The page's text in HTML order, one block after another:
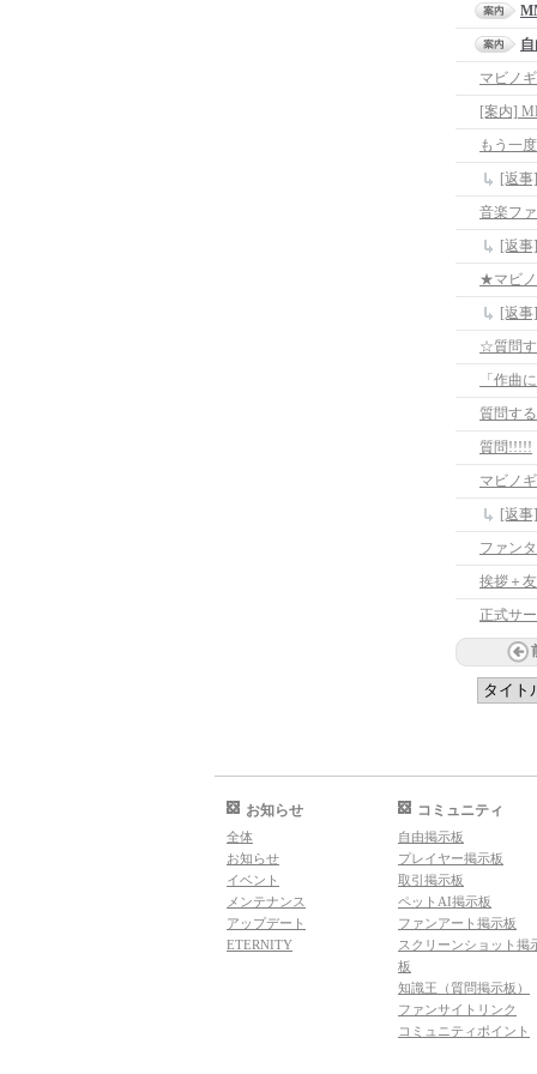
マビノ
[案内]
もう一
[返
音楽フ
[返
★マビ
[返
☆質問
質問す
質問!!!!!
マビノ
[返
ファン
挨拶＋
正式サ
お知らせ
全体
お知らせ
イベント
メンテナンス
アップデート
ETERNITY
コミュニティ
自由掲示板
プレイヤー掲示板
取引掲示板
ペットAI掲示板
ファンアート掲示板
スクリーンショット掲
板
知識王（質問掲示板）
ファンサイトリンク
コミュニティポイント